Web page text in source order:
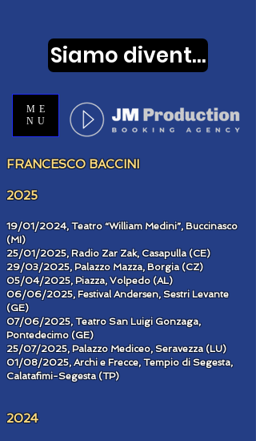
ME
NU
Siamo diventati...
FRANCESCO BACCINI
2025
19/01/2024, Teatro “William Medini”, Buccinasco
(MI)
25/01/2025, Radio Zar Zak, Casapulla (CE)
29/03/2025, Palazzo Mazza, Borgia (CZ)
05/04/2025, Piazza, Volpedo (AL)
06/06/2025, Festival Andersen, Sestri Levante
(GE)
07/06/2025, Teatro San Luigi Gonzaga,
Pontedecimo (GE)
25/07/2025, Palazzo Mediceo, Seravezza (LU)
01/08/2025, Archi e Frecce, Tempio di Segesta,
Calatafimi-Segesta (TP)
2024